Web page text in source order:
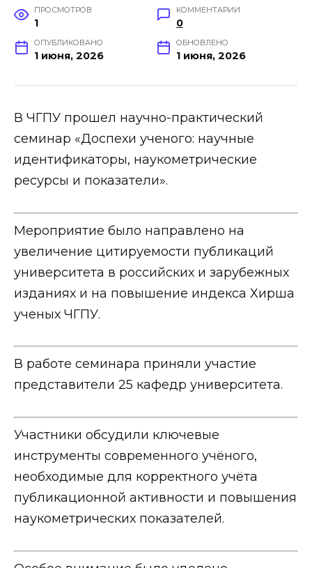
ПРОСМОТРОВ
1
КОММЕНТАРИИ
0
ОПУБЛИКОВАНО
1 июня, 2026
ОБНОВЛЕНО
1 июня, 2026
В ЧГПУ прошел научно-практический
семинар «Доспехи ученого: научные
идентификаторы, наукометрические
ресурсы и показатели».
Мероприятие было направлено на
увеличение цитируемости публикаций
университета в российских и зарубежных
изданиях и на повышение индекса Хирша
ученых ЧГПУ.
В работе семинара приняли участие
представители 25 кафедр университета.
Участники обсудили ключевые
инструменты современного учёного,
необходимые для корректного учёта
публикационной активности и повышения
наукометрических показателей.